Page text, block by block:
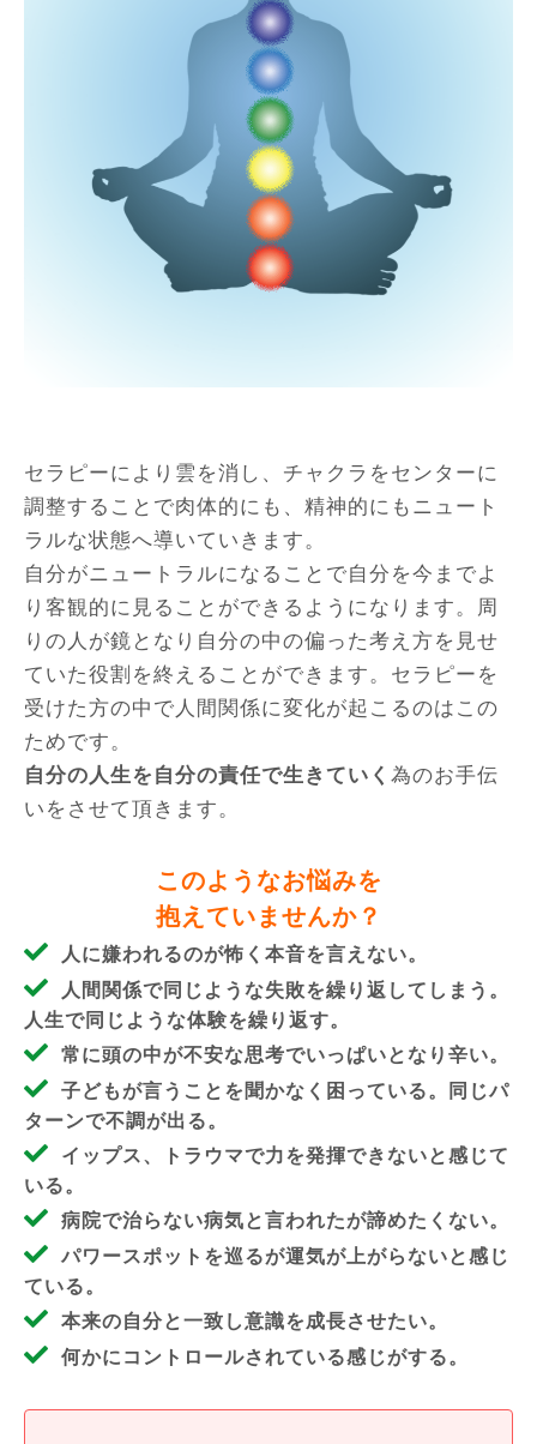
セラピーにより雲を消し、チャクラをセンターに
調整することで肉体的にも、精神的にもニュート
ラルな状態へ導いていきます。
自分がニュートラルになることで自分を今までよ
り客観的に見ることができるようになります。周
りの人が鏡となり自分の中の偏った考え方を見せ
ていた役割を終えることができます。セラピーを
受けた方の中で人間関係に変化が起こるのはこの
ためです。
自分の人生を自分の責任で生きていく 為のお手伝
いをさせて頂きます。
このようなお悩みを
抱えていませんか？
人に嫌われるのが怖く本音を言えない。
人間関係で同じような失敗を繰り返してしまう。
人生で同じような体験を繰り返す。
常に頭の中が不安な思考でいっぱいとなり辛い。
子どもが言うことを聞かなく困っている。同じパ
ターンで不調が出る。
イップス、トラウマで力を発揮できないと感じて
いる。
病院で治らない病気と言われたが諦めたくない。
パワースポットを巡るが運気が上がらないと感じ
ている。
本来の自分と一致し意識を成長させたい。
何かにコントロールされている感じがする。